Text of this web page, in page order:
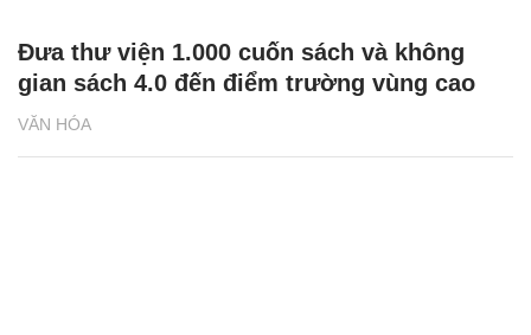
VĂN HÓA
Đưa thư viện 1.000 cuốn sách và không
gian sách 4.0 đến điểm trường vùng cao